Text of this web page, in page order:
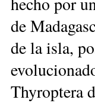
de
de la isla,
Thyroptera